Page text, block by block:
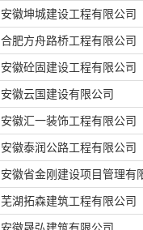
安徽坤城建设工程有限公司
合肥方舟路桥工程有限公司
安徽砼固建设工程有限公司
安徽云国建设有限公司
安徽汇一装饰工程有限公司
安徽泰润公路工程有限公司
安徽省金刚建设项目管理有
芜湖拓森建筑工程有限公司